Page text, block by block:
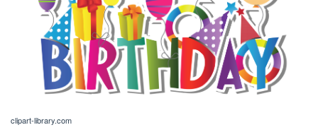
clipart-library.com